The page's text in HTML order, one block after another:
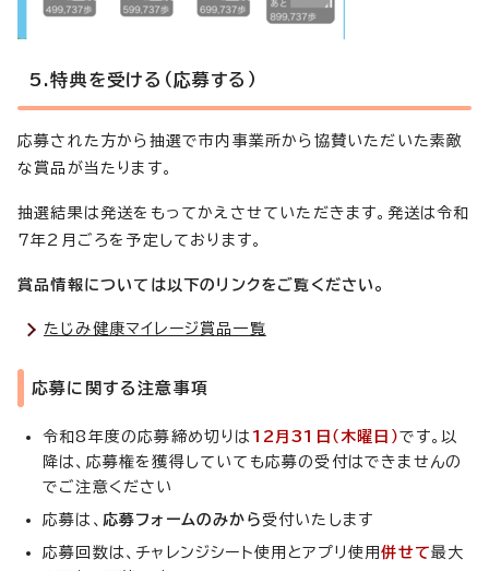
5.特典を受ける（応募する）
応募された方から抽選で市内事業所から協賛いただいた素敵
な賞品が当たります。
抽選結果は発送をもってかえさせていただきます。発送は令和
7年2月ごろを予定しております。
賞品情報については以下のリンクをご覧ください。
たじみ健康マイレージ賞品一覧
応募に関する注意事項
令和8年度の応募締め切りは 12月31日（木曜日）です。以
降は、応募権を獲得していても応募の受付はできませんの
でご注意ください
応募は、 応募フォームのみから受付いたします
応募回数は、チャレンジシート使用とアプリ使用併せて最大